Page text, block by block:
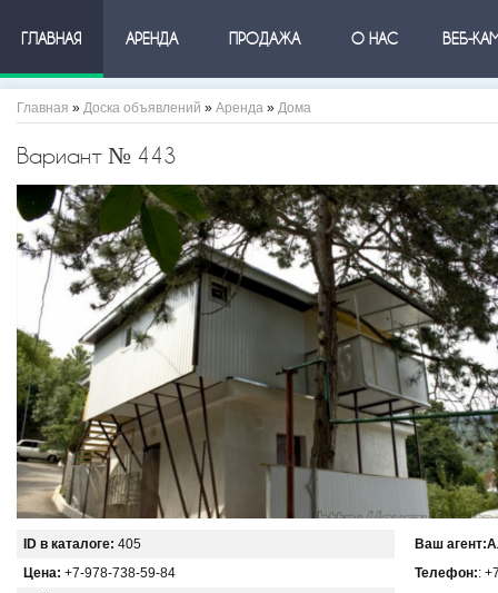
ГЛАВНАЯ АРЕНДА ПРОДАЖА О НАС ВЕБ-
Главная » Доска объявлений » Аренда » Дома
Вариант № 443
ID в каталоге: 405
Цена: +7-978-738-59-84
Ваш агент:
Телефон::